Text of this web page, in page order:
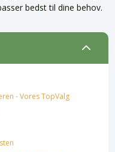
bedst til dine behov.
2
- Vores TopValg